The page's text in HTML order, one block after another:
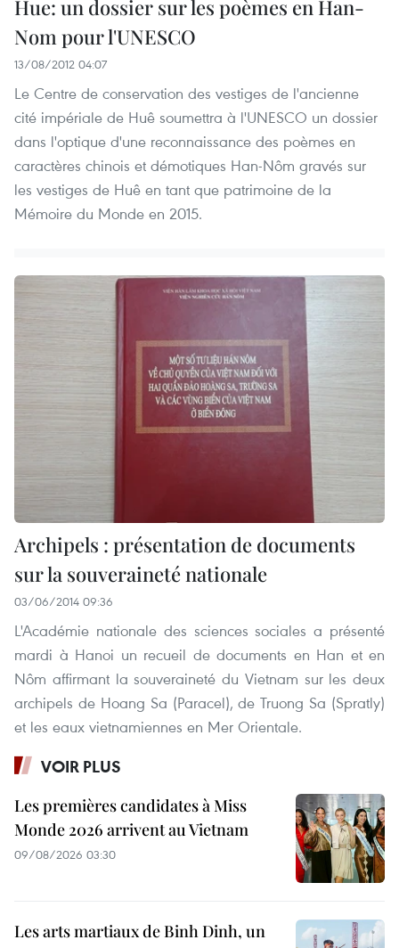
Hue: un dossier sur les poèmes en Han-
Nom pour l'UNESCO
13/08/2012 04:07
Le Centre de conservation des vestiges de l'ancienne
cité impériale de Huê soumettra à l'UNESCO un dossier
dans l'optique d'une reconnaissance des poèmes en
caractères chinois et démotiques Han-Nôm gravés sur
les vestiges de Huê en tant que patrimoine de la
Mémoire du Monde en 2015.
Archipels : présentation de documents
sur la souveraineté nationale
03/06/2014 09:36
L'Académie nationale des sciences sociales a présenté
mardi à Hanoi un recueil de documents en Han et en
Nôm affirmant la souveraineté du Vietnam sur les deux
archipels de Hoang Sa (Paracel), de Truong Sa (Spratly)
et les eaux vietnamiennes en Mer Orientale.
VOIR PLUS
Les premières candidates à Miss
Monde 2026 arrivent au Vietnam
09/08/2026 03:30
Les arts martiaux de Binh Dinh, un